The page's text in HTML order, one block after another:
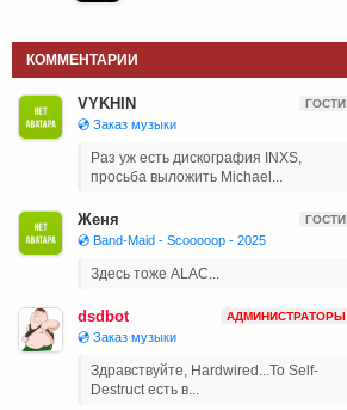
КОММЕНТАРИИ
VYKHIN ГОСТИ
💿 Заказ музыки
Раз уж есть дискография INXS,
просьба выложить Michael...
Женя ГОСТИ
💿 Band-Maid - Scooooop - 2025
Здесь тоже ALAC...
dsdbot АДМИНИСТРАТОРЫ
💿 Заказ музыки
Здравствуйте, Hardwired...To Self-
Destruct есть в...